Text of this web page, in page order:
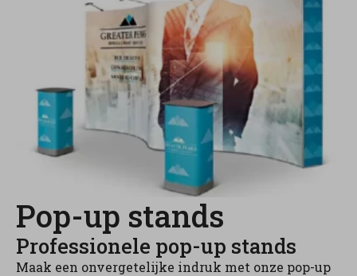
Pop-up stands
Professionele pop-up stands
Maak een onvergetelijke indruk met onze pop-up